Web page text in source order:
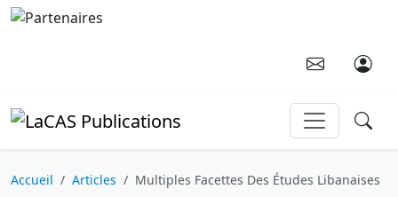
Aller au contenu principal
Accueil Articles Multiples Facettes Des Études Libanaises